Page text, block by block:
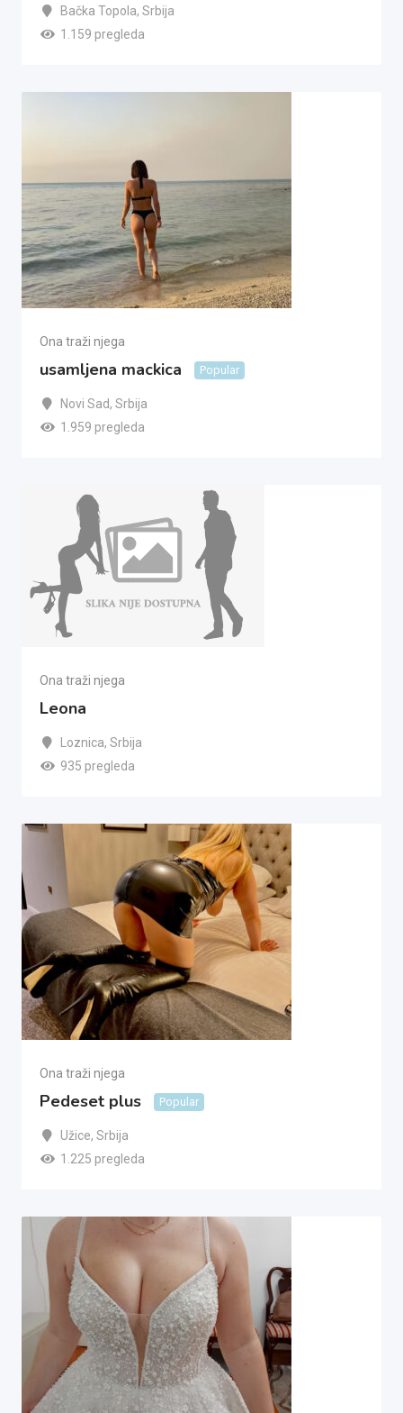
Bačka Topola, Srbija
1.159 pregleda
Ona traži njega
usamljena mackica Popular
Novi Sad, Srbija
1.959 pregleda
Ona traži njega
Leona
Loznica, Srbija
935 pregleda
Ona traži njega
Pedeset plus Popular
Užice, Srbija
1.225 pregleda